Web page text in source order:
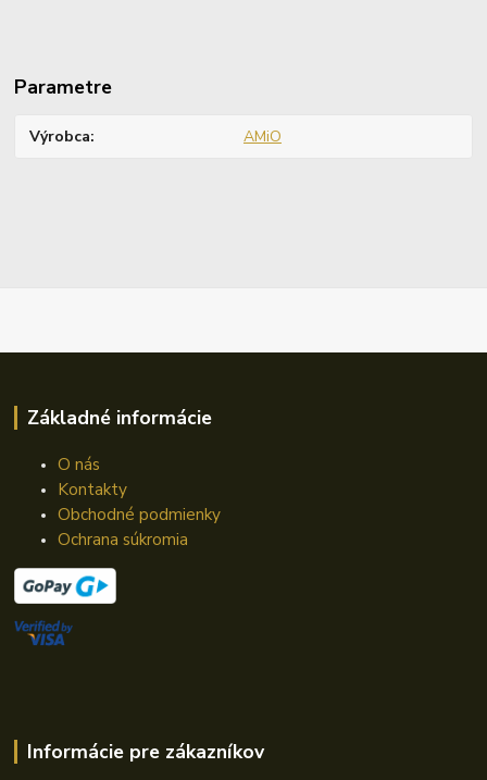
Parametre
Výrobca AMiO
Základné informácie
O nás
Kontakty
Obchodné podmienky
Ochrana súkromia
Informácie pre zákazníkov